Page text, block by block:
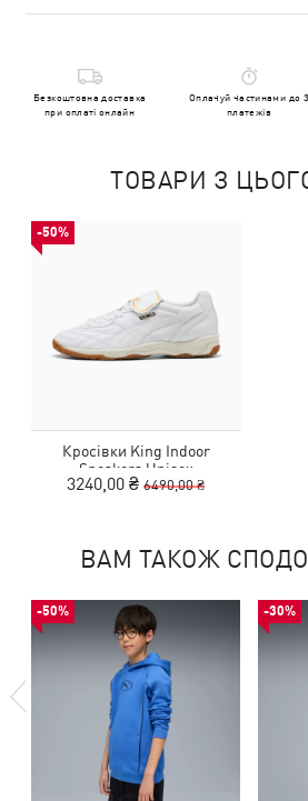
Безкоштовна доставка
при оплаті онлайн
Оплачуй частинами до 3
платежів
ТОВАРИ З
-50%
Кросівки King Indoor
Sneakers Unisex
3240,00 ₴6490,00 ₴
ВАМ ТАКОЖ
-50% -30%